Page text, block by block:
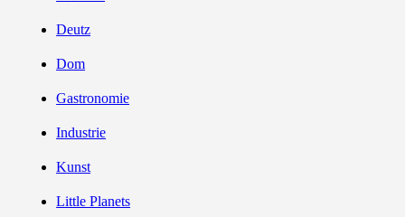
Deutz
Dom
Gastronomie
Industrie
Kunst
Little Planets